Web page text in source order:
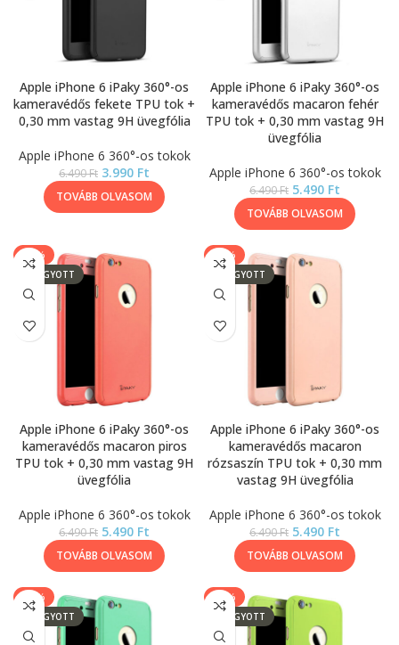
Apple iPhone 6 iPaky 360°-os
kameravédős fekete TPU tok +
0,30 mm vastag 9H üvegfólia
Apple iPhone 6 360°-os tokok
6.490Ft 3.990 Ft
TOVÁBB OLVASOM
Apple iPhone 6 iPaky 360°-os
kameravédős macaron fehér
TPU tok + 0,30 mm vastag 9H
üvegfólia
Apple iPhone 6 360°-os tokok
6.490Ft 5.490 Ft
TOVÁBB OLVASOM
-15%
ELFOGYOTT
Apple iPhone 6 iPaky 360°-os
kameravédős macaron piros
TPU tok + 0,30 mm vastag 9H
üvegfólia
Apple iPhone 6 360°-os tokok
6.490Ft 5.490 Ft
TOVÁBB OLVASOM
-15%
ELFOGYOTT
Apple iPhone 6 iPaky 360°-os
kameravédős macaron
rózsaszín TPU tok + 0,30 mm
vastag 9H üvegfólia
Apple iPhone 6 360°-os tokok
6.490Ft 5.490 Ft
TOVÁBB OLVASOM
-15%
ELFOGYOTT
-15%
ELFOGYOTT